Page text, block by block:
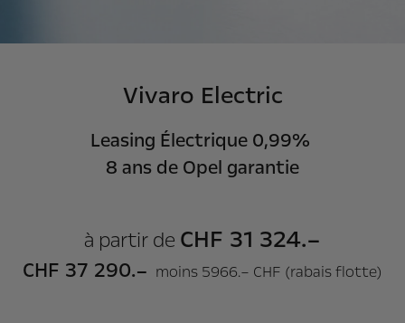
Vivaro Electric
Leasing Électrique 0,99%
8 ans de Opel garantie
à partir de CHF 31 324.–
CHF 37 290.– moins 5966.– CHF (rabais flotte)